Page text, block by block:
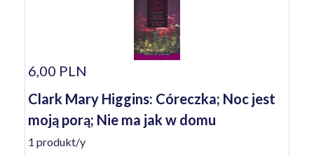
6,00 PLN
Clark Mary Higgins: Córeczka; Noc jest
moją porą; Nie ma jak w domu
1 produkt/y